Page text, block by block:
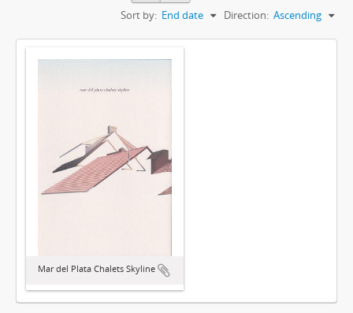
Sort by: End date Direction: Ascending
Mar del Plata Chalets Skyline